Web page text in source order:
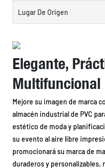
Lugar De Origen
Elegante,
Multifuncional
Mejore su imagen de marca
almacén industrial de PVC
estético de moda y
su evento al aire libre
promocionará su marca de
duraderos y personalizables,